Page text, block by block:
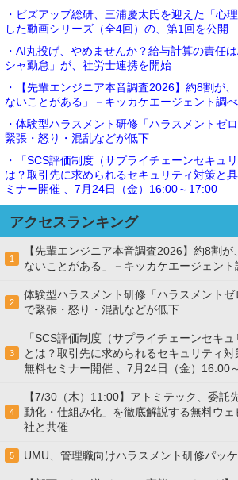
・ビズアップ総研、三浦慶太氏を迎えた「心
した動画シリーズ（全4回）の、第1回を公開
・AI丸投げ、やめませんか？給与計算の責任
シャ勤怠」が、社労士連携を開始
・【先輩エンジニア本音調査2026】約8割が
ないことがある」－キッカケエージェント調べ
・体験型ハラスメント研修「ハラスメントゼ
緊張・怒り・混乱などが低下
・「SCS評価制度（サプライチェーンセキュ
は？取引先に求められるセキュリティ対策と
ミナー開催 、7月24日（金）16:00～17:00
アクセスランキング
1
【先輩エンジニア本音調査2026】約8割
ないことがある」－キッカケエージェント
2
体験型ハラスメント研修「ハラスメント
で緊張・怒り・混乱などが低下
3
「SCS評価制度（サプライチェーンセキュ
とは？取引先に求められるセキュリティ対
無料セミナー開催 、7月24日（金）16:00
4
【7/30（木）11:00】アトミテック、委託
動化・仕組み化」を徹底解説する無料ウ
社と共催
5 UMU、管理職向けハラスメント研修パッ